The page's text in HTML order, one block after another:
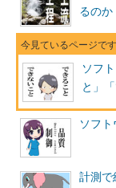
るのか
ソフ
と」
ソフ
計測で